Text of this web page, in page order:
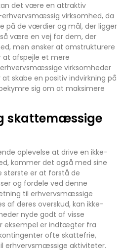
det være en attraktiv
virksomhed, da
på de værdier og mål, der ligger
være en vej for dem, der
men ønsker at omstrukturere
at afspejle et mere
virksomheder
skabe en positiv indvirkning på
sig om at maksimere
skattemæssige
oplevelse at drive en ikke-
kommer det også med sine
største er at forstå de
og fordele ved denne
til erhvervsmæssige
af deres overskud, kan ikke-
nyde godt af visse
eksempel er indtægter fra
ofte skattefrie,
erhvervsmæssige aktiviteter.